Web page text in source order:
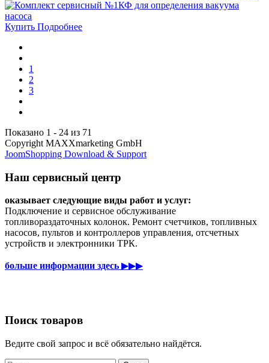
Купить Подробнее
1
2
3
Показано 1 - 24 из 71
Copyright MAXXmarketing GmbH
JoomShopping Download & Support
Наш сервисный центр
оказывает следующие виды работ и услуг:
Подключение и сервисное обслуживание
топливораздаточных колонок. Ремонт счетчиков, топливных
насосов, пультов и контроллеров управления, отсчетных
устройств и электронники ТРК.
больше информации здесь ▶▶▶
Поиск товаров
Ведите свой запрос и всё обязательно найдётся.